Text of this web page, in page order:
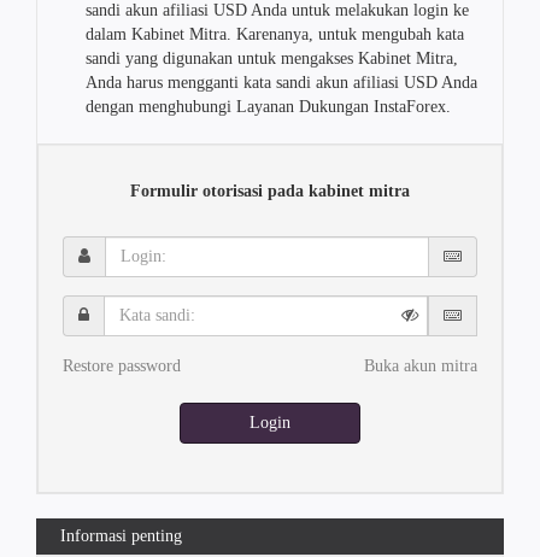
sandi akun afiliasi USD Anda untuk melakukan login ke
dalam Kabinet Mitra. Karenanya, untuk mengubah kata
sandi yang digunakan untuk mengakses Kabinet Mitra,
Anda harus mengganti kata sandi akun afiliasi USD Anda
dengan menghubungi Layanan Dukungan InstaForex.
Formulir otorisasi pada kabinet mitra
Login:
Kata
sandi:
Restore password
Buka akun mitra
Login
Informasi penting